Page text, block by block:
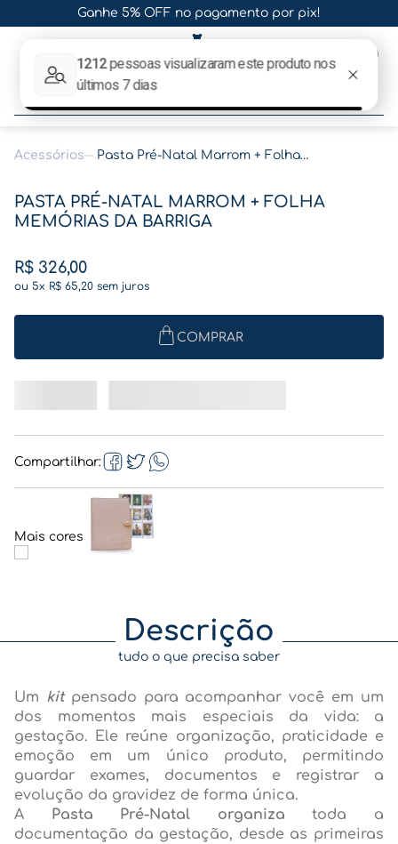
Ganhe 5% OFF no pagamento por pix!
1º gestante
folha memórias barriga
Acessórios Pasta Pré-Natal Marrom + Folha Memórias da Barriga
PASTA PRÉ-NATAL MARROM + FOLHA
MEMÓRIAS DA BARRIGA
R$ 326,00
ou 5x R$ 65,20 sem juros
COMPRAR
Compartilhar
Descrição
tudo o que precisa saber
Um kit pensado para acompanhar você em um
dos momentos mais especiais da vida: a
gestação. Ele reúne organização, praticidade e
emoção em um único produto, permitindo
guardar exames, documentos e registrar a
evolução da gravidez de forma única.
A Pasta Pré-Natal organizatoda a
documentação da gestação, desde as primeiras